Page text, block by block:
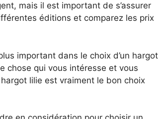
mais il est important de s’assurer
éditions et comparez les prix
important dans le choix d’un hargot
chose qui vous intéresse et vous
lilie est vraiment le bon choix